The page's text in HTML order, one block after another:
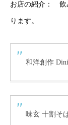
お店の紹介： 飲
ります。
和洋創作
味玄 十割そ